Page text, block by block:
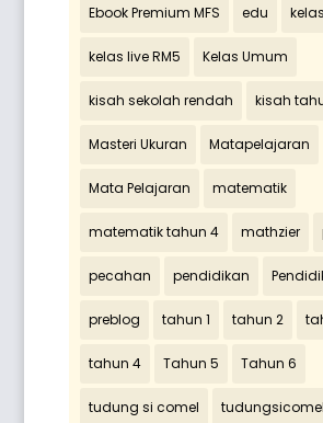
Ebook Premium MFS edu
kelas live RM5 Kelas Umum
kisah sekolah rendah kisah
Masteri Ukuran Matapelajaran
Mata Pelajaran matematik
matematik tahun 4 mathzier
pecahan pendidikan
preblog tahun 1 tahun 2
tahun 4 Tahun 5 Tahun 6
tudung si comel tudungsicomel